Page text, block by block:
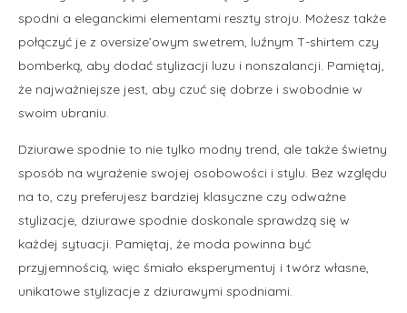
spodni a eleganckimi elementami reszty stroju. Możesz także
połączyć je z oversize’owym swetrem, luźnym T-shirtem czy
bomberką, aby dodać stylizacji luzu i nonszalancji. Pamiętaj,
że najważniejsze jest, aby czuć się dobrze i swobodnie w
swoim ubraniu.
Dziurawe spodnie to nie tylko modny trend, ale także świetny
sposób na wyrażenie swojej osobowości i stylu. Bez względu
na to, czy preferujesz bardziej klasyczne czy odważne
stylizacje, dziurawe spodnie doskonale sprawdzą się w
każdej sytuacji. Pamiętaj, że moda powinna być
przyjemnością, więc śmiało eksperymentuj i twórz własne,
unikatowe stylizacje z dziurawymi spodniami.